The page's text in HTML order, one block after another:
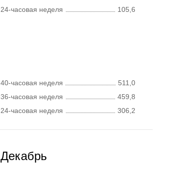
24-часовая неделя
105,6
40-часовая неделя
511,0
36-часовая неделя
459,8
24-часовая неделя
306,2
Декабрь